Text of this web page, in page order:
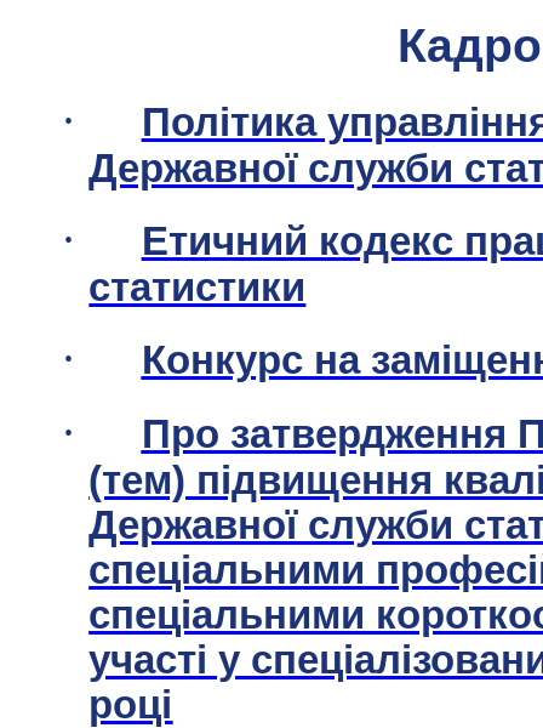
·
Політика
Державної служби
·
Етичний кодекс
статистики
· Конкурс на
·
Про затвердження
(тем) підвищення
Державної служби
спеціальними
спеціальними
участі у
році